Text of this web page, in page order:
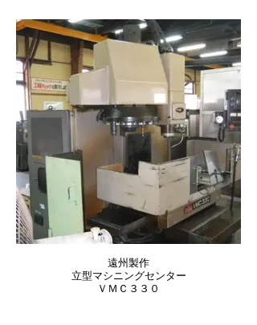
遠州製作
立型マシニングセンター
ＶＭＣ３３０